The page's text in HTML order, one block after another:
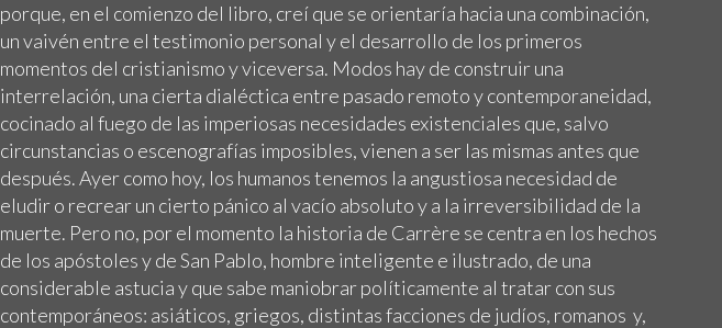
porque, en el comienzo del libro, creí que se orientaría hacia una combinación,
un vaivén entre el testimonio personal y el desarrollo de los primeros
momentos del cristianismo y viceversa. Modos hay de construir una
interrelación, una cierta dialéctica entre pasado remoto y contemporaneidad,
cocinado al fuego de las imperiosas necesidades existenciales que, salvo
circunstancias o escenografías imposibles, vienen a ser las mismas antes que
después. Ayer como hoy, los humanos tenemos la angustiosa necesidad de
eludir o recrear un cierto pánico al vacío absoluto y a la irreversibilidad de la
muerte. Pero no, por el momento la historia de Carrère se centra en los hechos
de los apóstoles y de San Pablo, hombre inteligente e ilustrado, de una
considerable astucia y que sabe maniobrar políticamente al tratar con sus
contemporáneos: asiáticos, griegos, distintas facciones de judíos, romanos y,